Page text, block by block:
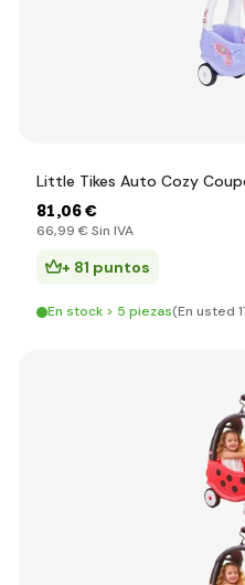
Little Tikes Auto Cozy
81,06 €
66,99 € Sin IVA
+ 81 puntos
En stock > 5 piezas(En usted